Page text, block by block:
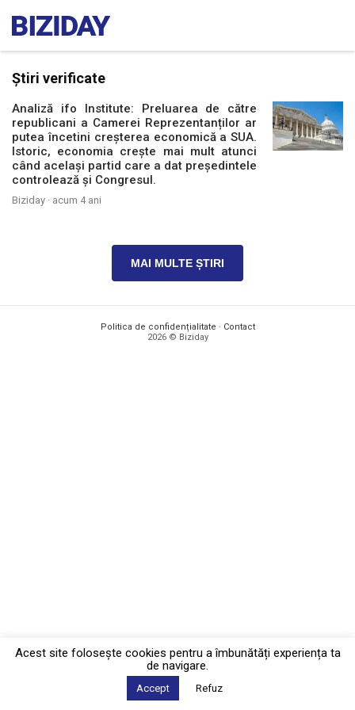
Știri verificate
Analiză ifo Institute: Preluarea de către
republicani a Camerei Reprezentanților ar
putea încetini creșterea economică a SUA.
Istoric, economia crește mai mult atunci
când același partid care a dat președintele
controlează și Congresul.
Biziday · acum 4 ani
MAI MULTE ȘTIRI
Politica de confidențialitate · Contact
2026 © Biziday
Acest site foloseşte cookies pentru a îmbunătăți experiența ta
de navigare.
Accept Refuz